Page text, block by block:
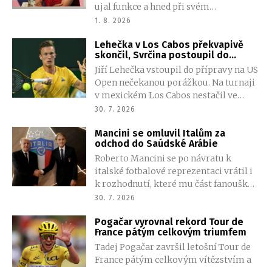
ujal funkce a hned při svém
představení naznačil, jakým směrem
plánuje obnovu kádru, chce poznat
české prostředí a co nejrychleji se
pustit do práce. Součástí jeho plánů je
také snaha přesvědčit Patrika Schicka
k návratu do reprezentace.
1. 8. 2026
Lehečka v Los Cabos překvapivě
skončil, Svrčina postoupil do
čtvrtfinále
Jiří Lehečka vstoupil do přípravy na US
Open nečekanou porážkou. Na turnaji
v mexickém Los Cabos nestačil ve
druhém kole na Colemana Wonga z
jednoznačně. Naopak Dalibor Svrčina
využil zdravotních potíží Luciana
Darderiho a po skreči italského
favorita si zajistil postup do
čtvrtfinále.
30. 7. 2026
Mancini se omluvil Italům za
odchod do Saúdské Arábie
Roberto Mancini se po návratu k
italské fotbalové reprezentaci vrátil i
k rozhodnutí, které mu část fanoušků
dodnes neodpustila. Přiznal, že odchod
chyba, a veřejně se za něj omluvil. Teď
chce národní tým vrátit mezi světovou
elitu.
30. 7. 2026
Pogačar vyrovnal rekord Tour de
France pátým celkovým triumfem
Tadej Pogačar završil letošní Tour de
France pátým celkovým vítězstvím a